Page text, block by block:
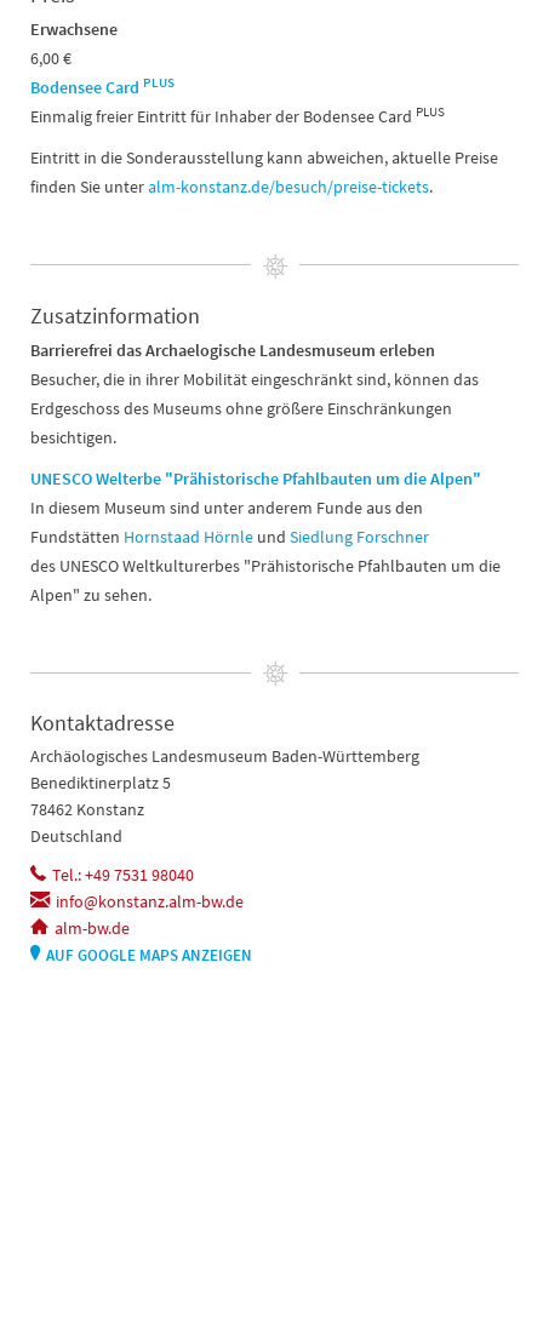
Erwachsene
6,00 €
Bodensee Card PLUS
Einmalig freier Eintritt für Inhaber der Bodensee Card PLUS
Eintritt in die Sonderausstellung kann abweichen, aktuelle Preise
finden Sie unteralm-konstanz.de/besuch/preise-tickets.
Zusatzinformation
Barrierefrei das Archaelogische Landesmuseum erleben
Besucher, die in ihrer Mobilität eingeschränkt sind, können das
Erdgeschoss des Museums ohne größere Einschränkungen
besichtigen.
UNESCO Welterbe "Prähistorische Pfahlbauten um die Alpen"
In diesem Museum sind unter anderem Funde aus den
Fundstätten Hornstaad Hörnle und Siedlung Forschner
des UNESCO Weltkulturerbes "Prähistorische Pfahlbauten um die
Alpen" zu sehen.
Kontaktadresse
Archäologisches Landesmuseum Baden-Württemberg
Benediktinerplatz 5
78462 Konstanz
Deutschland
Tel.: +49 7531 98040
info@konstanz.alm-bw.de
alm-bw.de
AUF GOOGLE MAPS ANZEIGEN